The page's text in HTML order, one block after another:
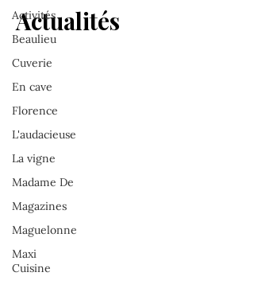
Activités
Beaulieu
Cuverie
En cave
Florence
L'audacieuse
La vigne
Madame De
Magazines
Maguelonne
Maxi
Cuisine
Actualités